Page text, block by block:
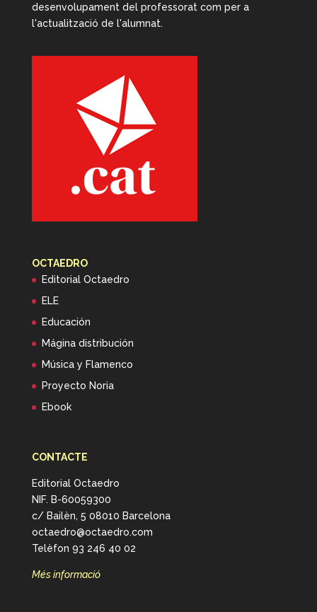
desenvolupament del professorat com per a
l'actualització de l'alumnat.
OCTAEDRO
Editorial Octaedro
ELE
Educación
Mágina distribución
Música y Flamenco
Proyecto Noria
Ebook
CONTACTE
Editorial Octaedro
NIF. B-60059300
c/ Bailèn, 5 08010 Barcelona
octaedro@octaedro.com
Telèfon 93 246 40 02
Més informació